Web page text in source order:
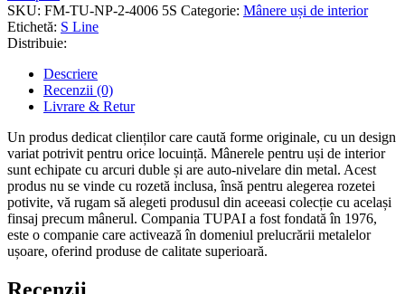
SKU: FM-TU-NP-2-4006 5S Categorie: Mânere uși de interior
Etichetă: S Line
Distribuie:
Descriere
Recenzii (0)
Livrare & Retur
Un produs dedicat clienților care caută forme originale, cu un design
variat potrivit pentru orice locuință. Mânerele pentru uși de interior
sunt echipate cu arcuri duble și are auto-nivelare din metal. Acest
produs nu se vinde cu rozetă inclusa, însă pentru alegerea rozetei
potivite, vă rugam să alegeti produsul din aceeasi colecție cu același
finsaj precum mânerul. Compania TUPAI a fost fondată în 1976,
este o companie care activează în domeniul prelucrării metalelor
ușoare, oferind produse de calitate superioară.
Recenzii